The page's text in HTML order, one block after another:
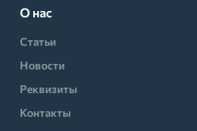
О нас
Статьи
Новости
Реквизиты
Контакты